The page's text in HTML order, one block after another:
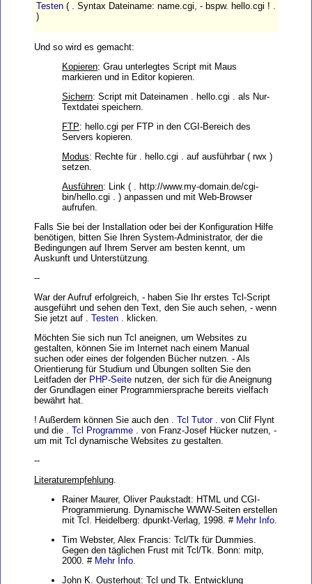
Testen ( . Syntax Dateiname: name.cgi, - bspw. hello.cgi ! .
)
Und so wird es gemacht:
Kopieren: Grau unterlegtes Script mit Maus
markieren und in Editor kopieren.
Sichern: Script mit Dateinamen . hello.cgi . als Nur-
Textdatei speichern.
FTP: hello.cgi per FTP in den CGI-Bereich des
Servers kopieren.
Modus: Rechte für . hello.cgi . auf ausführbar ( rwx )
setzen.
Ausführen: Link ( . http://www.my-domain.de/cgi-
bin/hello.cgi . ) anpassen und mit Web-Browser
aufrufen.
Falls Sie bei der Installation oder bei der Konfiguration Hilfe
benötigen, bitten Sie Ihren System-Administrator, der die
Bedingungen auf Ihrem Server am besten kennt, um
Auskunft und Unterstützung.
--
War der Aufruf erfolgreich, - haben Sie Ihr erstes Tcl-Script
ausgeführt und sehen den Text, den Sie auch sehen, - wenn
Sie jetzt auf . Testen . klicken.
Möchten Sie sich nun Tcl aneignen, um Websites zu
gestalten, können Sie im Internet nach einem Manual
suchen oder eines der folgenden Bücher nutzen. - Als
Orientierung für Studium und Übungen sollten Sie den
Leitfaden der PHP-Seite nutzen, der sich für die Aneignung
der Grundlagen einer Programmiersprache bereits vielfach
bewährt hat.
! Außerdem können Sie auch den . Tcl Tutor. von Clif Flynt
und die . Tcl Programme . von Franz-Josef Hücker nutzen, -
um mit Tcl dynamische Websites zu gestalten.
--
Literaturempfehlung.
Rainer Maurer, Oliver Paukstadt: HTML und CGI-
Programmierung. Dynamische WWW-Seiten erstellen
mit Tcl. Heidelberg: dpunkt-Verlag, 1998. # Mehr Info.
Tim Webster, Alex Francis: Tcl/Tk für Dummies.
Gegen den täglichen Frust mit Tcl/Tk. Bonn: mitp,
2000. # Mehr Info.
John K. Ousterhout: Tcl und Tk. Entwicklung